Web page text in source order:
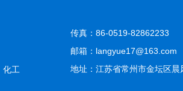
化工
传真：86-0519-82862233
邮箱：langyue17@163.com
地址：江苏省常州市金坛区晨